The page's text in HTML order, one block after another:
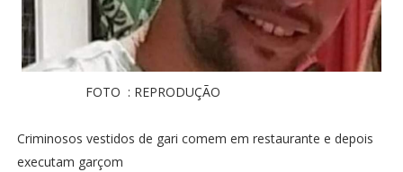
FOTO : REPRODUÇÃO
Criminosos vestidos de gari comem em restaurante e depois
executam garçom